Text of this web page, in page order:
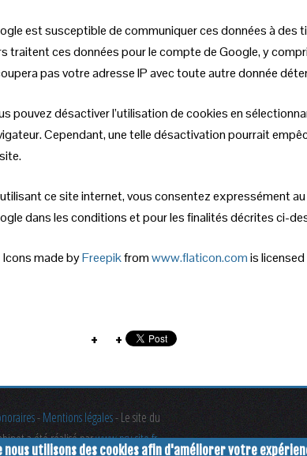
est susceptible de communiquer ces données à des
traitent ces données pour le compte de Google, y
pas votre adresse IP avec toute autre donnée
pouvez désactiver l’utilisation de cookies en
Cependant, une telle désactivation pourrait
ce site internet, vous consentez expressément
dans les conditions et pour les finalités décrites ci-
Icons made byFreepikfromwww.flaticon.comis
-Mentions légales- Le site du
a été réalisé parwww.psy-site.fr
nous utilisons des cookies afin d'améliorer votre